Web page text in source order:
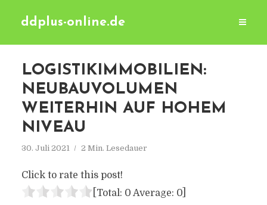
ddplus-online.de
LOGISTIKIMMOBILIEN:
NEUBAUVOLUMEN
WEITERHIN AUF HOHEM
NIVEAU
30. Juli 2021 2 Min. Lesedauer
Click to rate this post!
[Total: 0 Average: 0]